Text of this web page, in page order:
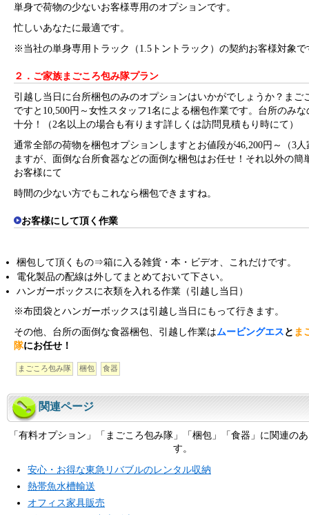
単身で荷物の少ないお客様専用のオプションです。
忙しいあなたに最適です。
※当社の単身専用トラック（1.5トントラック）の契約お客様対象で
２．ご家族まごころ包み隊プラン
引越し当日に台所梱包のみのオプションはいかがでしょうか？まご
ですと10,500円～女性スタッフ1名による梱包作業です。台所のみな
十分！（2名以上の場合も有ります詳しくは訪問見積もり時にて）
通常全部の荷物を梱包オプションしますとお値段が46,200円～（3人
ますが、面倒な台所食器などの面倒な梱包はお任せ！それ以外の簡
お客様にて
時間の少ない方でもこれなら梱包できますね。
お客様にして頂く作業
梱包して頂くもの⇒箱に入る雑貨・本・ビデオ、これだけです。
電化製品の配線は外してまとめておいて下さい。
ハンガーボックスに衣類を入れる作業（引越し当日）
※布団袋とハンガーボックスは引越し当日にもって行きます。
その他、台所の面倒な食器梱包、引越し作業はムービングエス と ま
隊にお任せ！
まごころ包み隊 梱包 食器
関連ページ
「有料オプション」「まごころ包み隊」「梱包」「食器」に関連の
す。
安心・お得な東急リバブルのレンタル収納
熱帯魚水槽輸送
オフィス家具販売